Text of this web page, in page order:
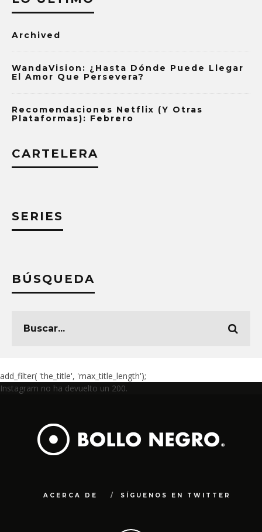
Archived
WandaVision: ¿Hasta Dónde Puede Llegar
El Amor Que Persevera?
Recomendaciones Netflix (y Otras
Plataformas): Febrero
CARTELERA
SERIES
BÚSQUEDA
add_filter( 'the_title', 'max_title_length');
Instagram no ha devuelto un 200.
ACERCA DE SÍGUENOS EN TWITTER